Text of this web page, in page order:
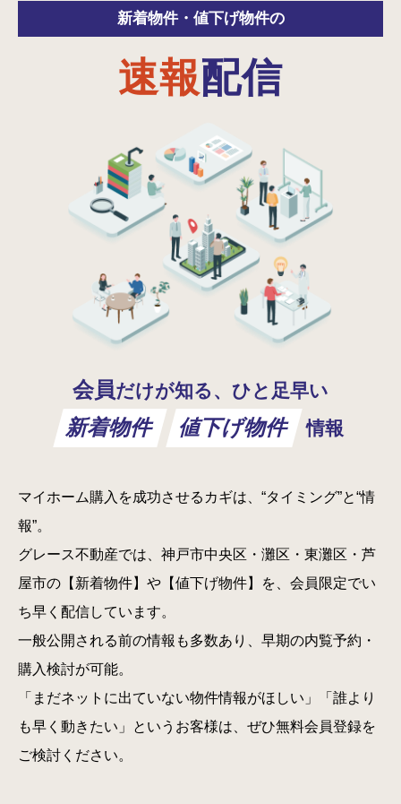
新着物件・ 値下げ物件の
速報配信
会員だけが知る、ひと足早い
新着物件 値下げ物件 情報
マイホーム購入を成功させるカギは、“タイミング”と“情
報”。
グレース不動産では、神戸市中央区・灘区・東灘区・芦
屋市の【新着物件】や【値下げ物件】を、会員限定でい
ち早く配信しています。
一般公開される前の情報も多数あり、早期の内覧予約・
購入検討が可能。
「まだネットに出ていない物件情報がほしい」「誰より
も早く動きたい」というお客様は、ぜひ無料会員登録を
ご検討ください。